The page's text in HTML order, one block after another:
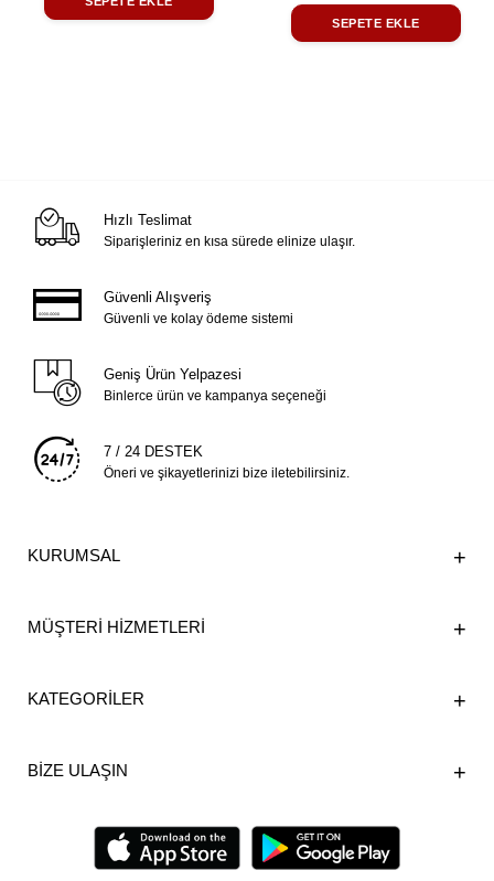
SEPETE EKLE
Hızlı Teslimat
Siparişleriniz en kısa sürede elinize ulaşır.
Güvenli Alışveriş
Güvenli ve kolay ödeme sistemi
Geniş Ürün Yelpazesi
Binlerce ürün ve kampanya seçeneği
7 / 24 DESTEK
Öneri ve şikayetlerinizi bize iletebilirsiniz.
KURUMSAL
MÜŞTERİ HİZMETLERİ
KATEGORİLER
BİZE ULAŞIN